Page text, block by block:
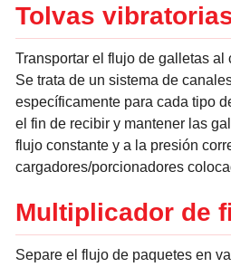
Tolvas
Transportar el flujo de galletas al
Se trata de un sistema de
específicamente para cada tipo
el fin de recibir y mantener las
flujo constante y a la presión
cargadores/porcionadores
Multiplicador de
Separe el flujo de paquetes en